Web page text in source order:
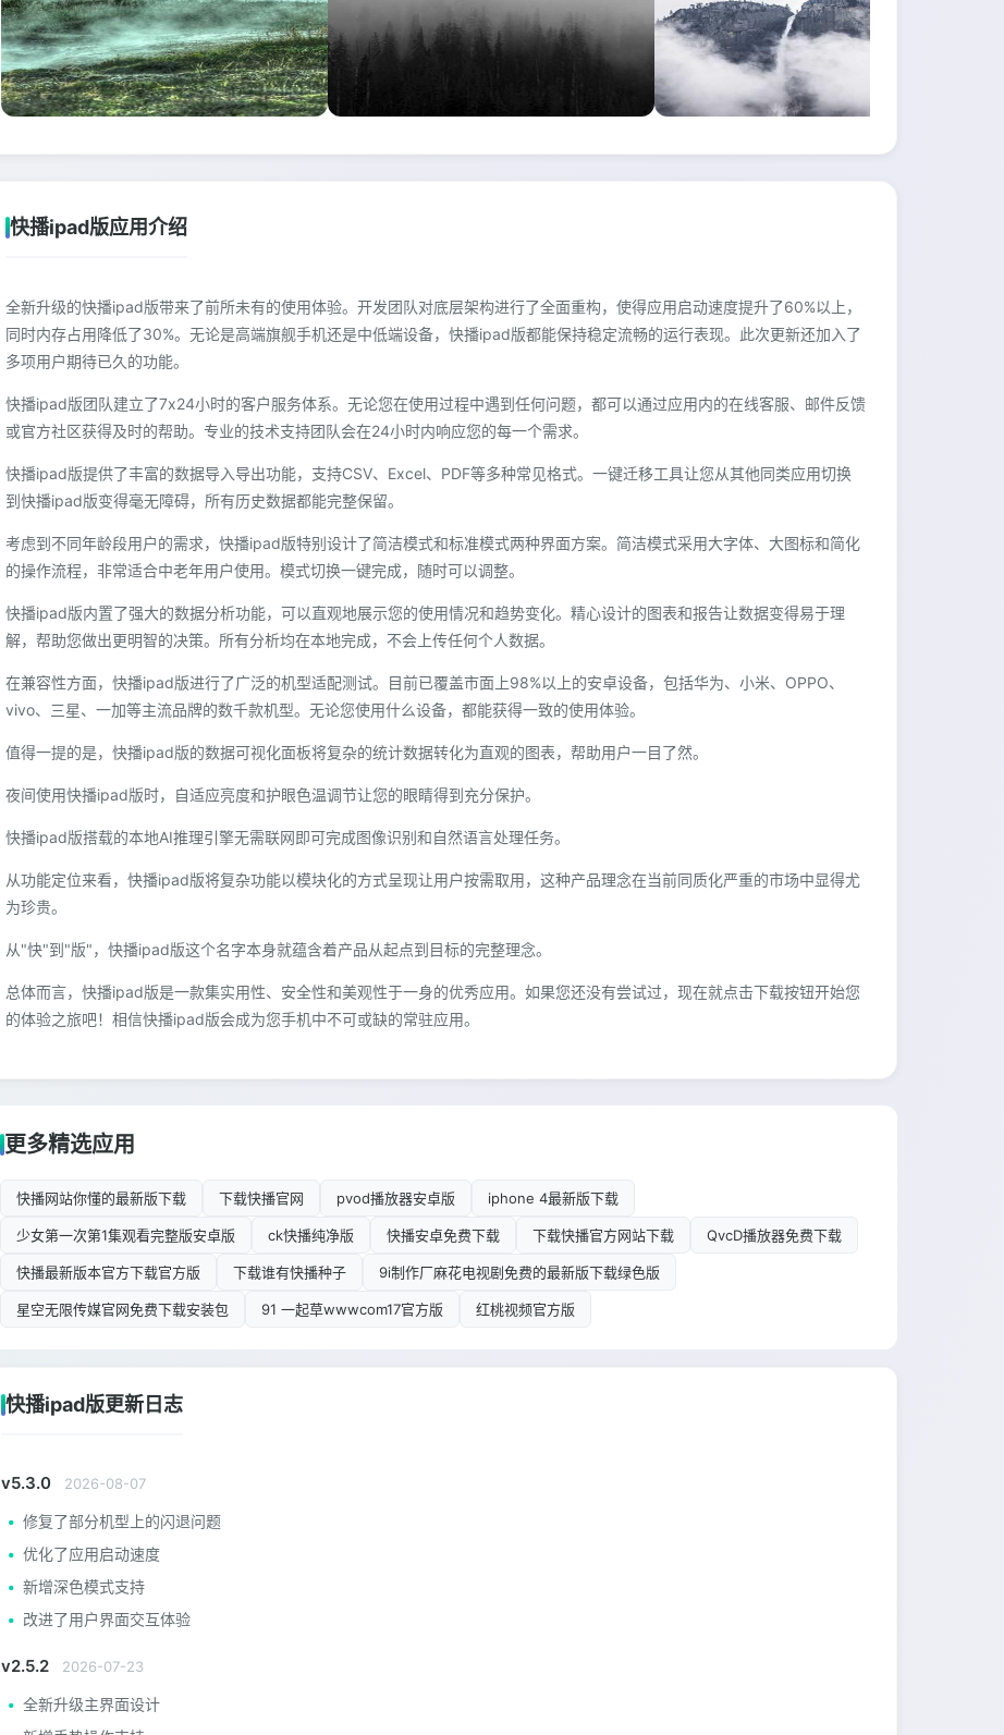
快播ipad版应用介绍
全新升级的快播ipad版带来了前所未有的使用体验。开发团队对底层架构进行了全面重构，使得应用启动速度提升了60%以上，
同时内存占用降低了30%。无论是高端旗舰手机还是中低端设备，快播ipad版都能保持稳定流畅的运行表现。此次更新还加入了
多项用户期待已久的功能。
快播ipad版团队建立了7x24小时的客户服务体系。无论您在使用过程中遇到任何问题，都可以通过应用内的在线客服、邮件反馈
或官方社区获得及时的帮助。专业的技术支持团队会在24小时内响应您的每一个需求。
快播ipad版提供了丰富的数据导入导出功能，支持CSV、Excel、PDF等多种常见格式。一键迁移工具让您从其他同类应用切换
到快播ipad版变得毫无障碍，所有历史数据都能完整保留。
考虑到不同年龄段用户的需求，快播ipad版特别设计了简洁模式和标准模式两种界面方案。简洁模式采用大字体、大图标和简化
的操作流程，非常适合中老年用户使用。模式切换一键完成，随时可以调整。
快播ipad版内置了强大的数据分析功能，可以直观地展示您的使用情况和趋势变化。精心设计的图表和报告让数据变得易于理
解，帮助您做出更明智的决策。所有分析均在本地完成，不会上传任何个人数据。
在兼容性方面，快播ipad版进行了广泛的机型适配测试。目前已覆盖市面上98%以上的安卓设备，包括华为、小米、OPPO、
vivo、三星、一加等主流品牌的数千款机型。无论您使用什么设备，都能获得一致的使用体验。
值得一提的是，快播ipad版的数据可视化面板将复杂的统计数据转化为直观的图表，帮助用户一目了然。
夜间使用快播ipad版时，自适应亮度和护眼色温调节让您的眼睛得到充分保护。
快播ipad版搭载的本地AI推理引擎无需联网即可完成图像识别和自然语言处理任务。
从功能定位来看，快播ipad版将复杂功能以模块化的方式呈现让用户按需取用，这种产品理念在当前同质化严重的市场中显得尤
为珍贵。
从"快"到"版"，快播ipad版这个名字本身就蕴含着产品从起点到目标的完整理念。
总体而言，快播ipad版是一款集实用性、安全性和美观性于一身的优秀应用。如果您还没有尝试过，现在就点击下载按钮开始您
的体验之旅吧！相信快播ipad版会成为您手机中不可或缺的常驻应用。
更多精选应用
快播网站你懂的最新版下载 下载快播官网 pvod播放器安卓版 iphone 4最新版下载
少女第一次第1集观看完整版安卓版 ck快播纯净版 快播安卓免费下载 下载快播官方网站下载 QvcD播放器免费下载
快播最新版本官方下载官方版 下载谁有快播种子 9i制作厂麻花电视剧免费的最新版下载绿色版
星空无限传媒官网免费下载安装包 91 一起草wwwcom17官方版 红桃视频官方版
快播ipad版更新日志
v5.3.0 2026-08-07
修复了部分机型上的闪退问题
优化了应用启动速度
新增深色模式支持
改进了用户界面交互体验
v2.5.2 2026-07-23
全新升级主界面设计